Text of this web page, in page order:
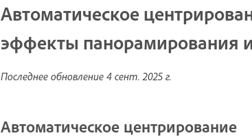
Автоматическое
эффекты панорамирования
Последнее обновление 4 сент. 2025 г.
Автоматическое центрирование